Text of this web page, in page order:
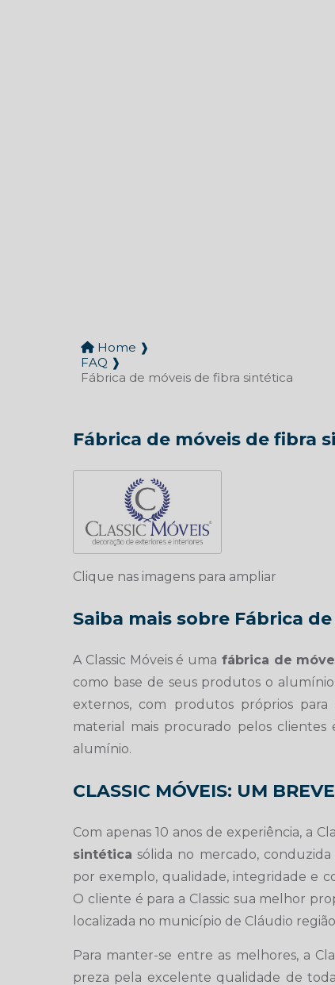
Home ❱
FAQ ❱
Fábrica de móveis de fibra sintética
Fábrica de móveis de fibra
Clique nas imagens para ampliar
Saiba mais sobre Fábrica
A Classic Móveis é uma fábrica de
como base de seus produtos o
externos, com produtos próprios
material mais procurado pelos
alumínio.
CLASSIC MÓVEIS: UM
Com apenas 10 anos de experiência, a
sintética sólida no mercado,
por exemplo, qualidade, integridade e
O cliente é para a Classic sua melhor
localizada no município de Cláudio
Para manter-se entre as melhores, a
preza pela excelente qualidade de